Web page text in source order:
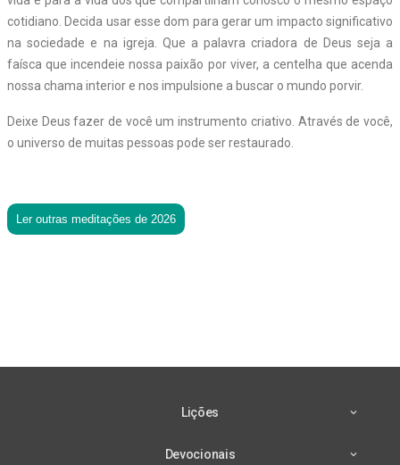
cotidiano. Decida usar esse dom para gerar um impacto significativo
na sociedade e na igreja. Que a palavra criadora de Deus seja a
faísca que incendeie nossa paixão por viver, a centelha que acenda
nossa chama interior e nos impulsione a buscar o mundo porvir.
Deixe Deus fazer de você um instrumento criativo. Através de você,
o universo de muitas pessoas pode ser restaurado.
Ler outras meditações de 2026
Lições
Devocionais